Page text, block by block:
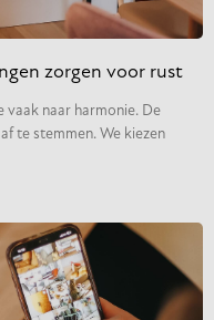
zorgen voor rust
vaak naar harmonie. De
te stemmen. We kiezen